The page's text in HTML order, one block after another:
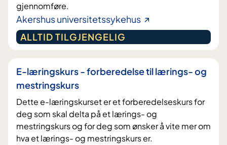
gjennomføre.
Akershus universitetssykehus
ALLTID TILGJENGELIG
E-læringskurs - forberedelse til lærings- og
mestringskurs
Dette e-læringskurset er et forberedelseskurs for
deg som skal delta på et lærings- og
mestringskurs og for deg som ønsker å vite mer om
hva et lærings- og mestringskurs er.